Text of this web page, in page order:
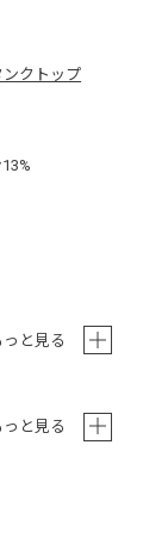
クトップ
っと見る
っと見る